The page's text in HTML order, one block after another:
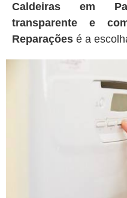
Caldeiras em
transparente e
Reparações é a